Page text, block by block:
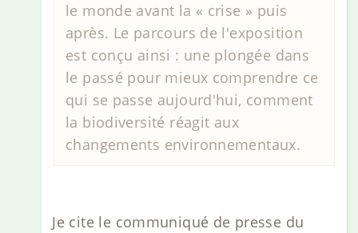
le monde avant la « crise » puis
après. Le parcours de l'exposition
est conçu ainsi : une plongée dans
le passé pour mieux comprendre ce
qui se passe aujourd'hui, comment
la biodiversité réagit aux
changements environnementaux.
Je cite le communiqué de presse du